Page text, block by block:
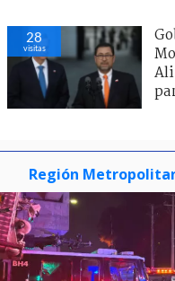
28
visitas
Región